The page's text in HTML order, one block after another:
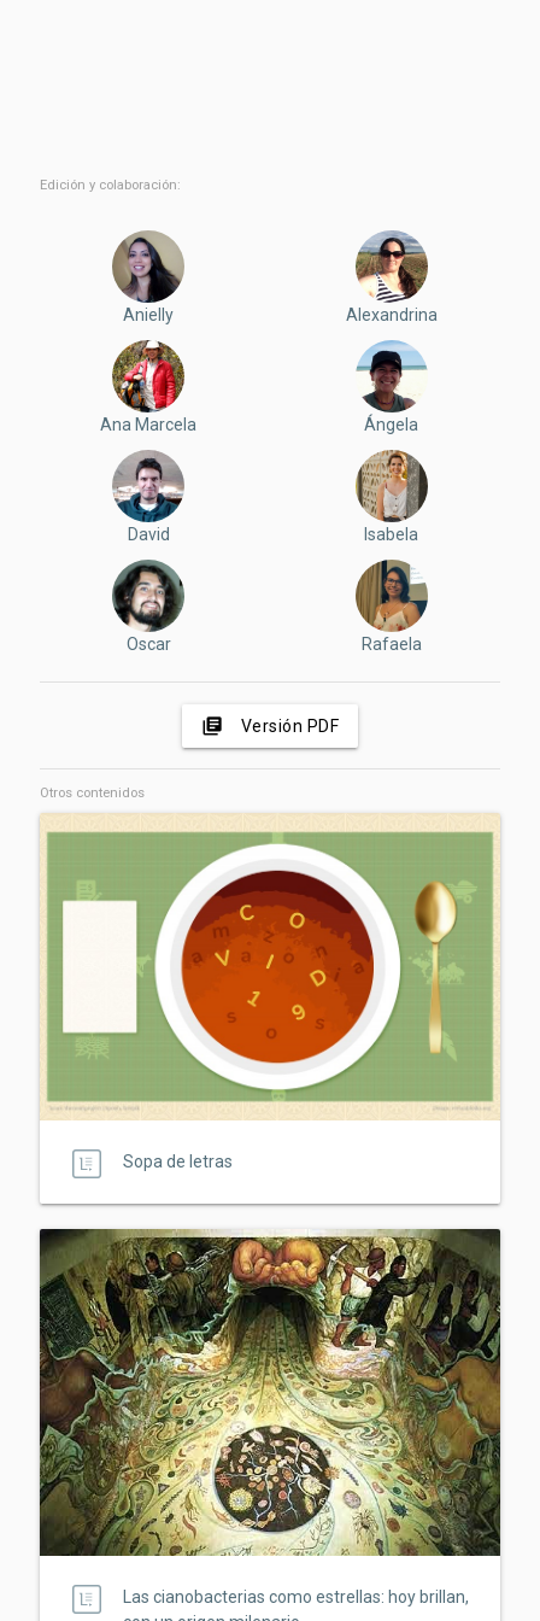
Edición y colaboración:
Anielly Alexandrina
Ana Marcela Ángela
David Isabela
Oscar Rafaela
library_books Versión PDF
Otros contenidos
Sopa de letras
Las cianobacterias como estrellas: hoy brillan,